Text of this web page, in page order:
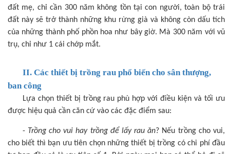
đất mẹ, chỉ cần 300 năm không tồn tại con người, toàn bộ trái
đất này sẽ trở thành những khu rừng già và không còn dấu tích
của những thành phố phồn hoa như bây giờ. Mà 300 năm với vũ
trụ, chỉ như 1 cái chớp mắt.
II. Các thiết bị trồng rau phổ biến cho sân thượng,
ban công
Lựa chọn thiết bị trồng rau phù hợp với điều kiện và tối ưu
được hiệu quả cần căn cứ vào các đặc điểm sau:
- Trồng cho vui hay trồng để lấy rau ăn? Nếu trồng cho vui,
cho biết thì bạn ưu tiên chọn những thiết bị trồng có chi phí đầu